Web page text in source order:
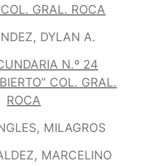
GRAL. ROCA
DYLAN A.
N.º 24
COL. GRAL.
ROCA
MILAGROS
MARCELINO